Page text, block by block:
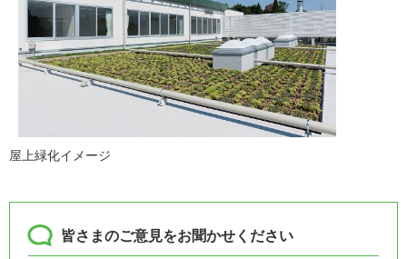
屋上緑化イメージ
皆さまのご意見をお聞かせください